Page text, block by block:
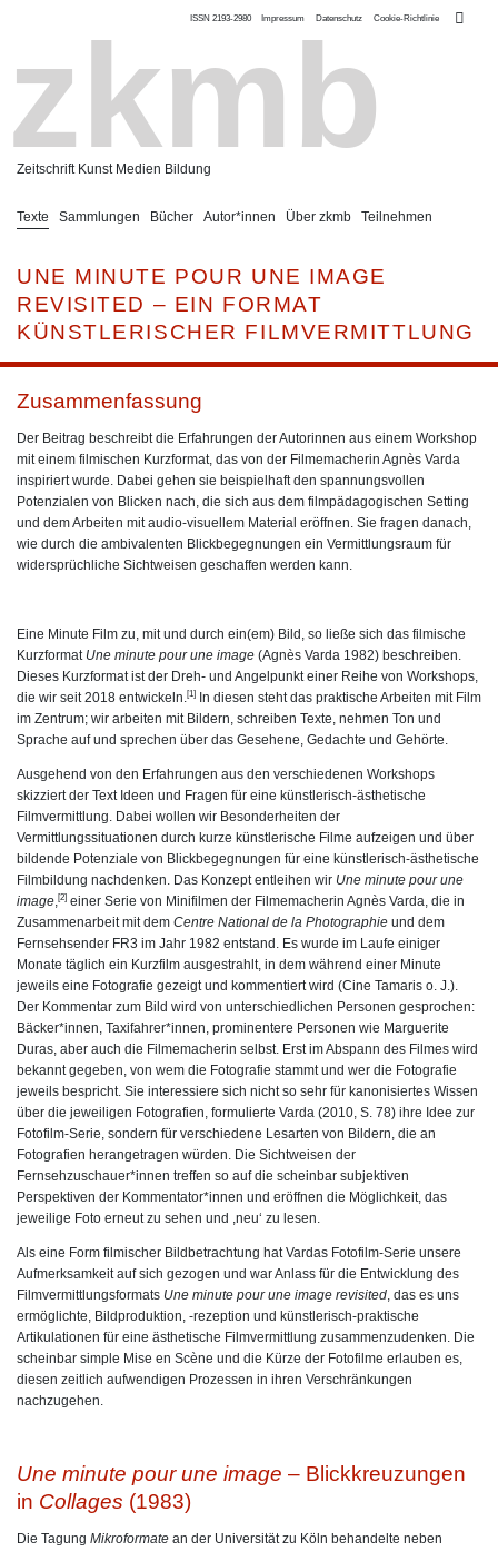
zkmb
Zeitschrift Kunst Medien Bildung
ISSN 2193-2980 Impressum Datenschutz Cookie-Richtlinie
Texte Sammlungen Bücher Autor*innen Über zkmb Teilnehmen
UNE MINUTE POUR UNE IMAGE
REVISITED – EIN FORMAT
KÜNSTLERISCHER FILMVERMITTLUNG
Zusammenfassung
Der Beitrag beschreibt die Erfahrungen der Autorinnen aus einem Workshop
mit einem filmischen Kurzformat, das von der Filmemacherin Agnès Varda
inspiriert wurde. Dabei gehen sie beispielhaft den spannungsvollen
Potenzialen von Blicken nach, die sich aus dem filmpädagogischen Setting
und dem Arbeiten mit audio-visuellem Material eröffnen. Sie fragen danach,
wie durch die ambivalenten Blickbegegnungen ein Vermittlungsraum für
widersprüchliche Sichtweisen geschaffen werden kann.
Eine Minute Film zu, mit und durch ein(em) Bild, so ließe sich das filmische
Kurzformat Une minute pour une image (Agnès Varda 1982) beschreiben.
Dieses Kurzformat ist der Dreh- und Angelpunkt einer Reihe von Workshops,
die wir seit 2018 entwickeln.[1] In diesen steht das praktische Arbeiten mit Film
im Zentrum; wir arbeiten mit Bildern, schreiben Texte, nehmen Ton und
Sprache auf und sprechen über das Gesehene, Gedachte und Gehörte.
Ausgehend von den Erfahrungen aus den verschiedenen Workshops
skizziert der Text Ideen und Fragen für eine künstlerisch-ästhetische
Filmvermittlung. Dabei wollen wir Besonderheiten der
Vermittlungssituationen durch kurze künstlerische Filme aufzeigen und über
bildende Potenziale von Blickbegegnungen für eine künstlerisch-ästhetische
Filmbildung nachdenken. Das Konzept entleihen wir Une minute pour une
image,[2] einer Serie von Minifilmen der Filmemacherin Agnès Varda, die in
Zusammenarbeit mit dem Centre National de la Photographie und dem
Fernsehsender FR3 im Jahr 1982 entstand. Es wurde im Laufe einiger
Monate täglich ein Kurzfilm ausgestrahlt, in dem während einer Minute
jeweils eine Fotografie gezeigt und kommentiert wird (Cine Tamaris o. J.).
Der Kommentar zum Bild wird von unterschiedlichen Personen gesprochen:
Bäcker*innen, Taxifahrer*innen, prominentere Personen wie Marguerite
Duras, aber auch die Filmemacherin selbst. Erst im Abspann des Filmes wird
bekannt gegeben, von wem die Fotografie stammt und wer die Fotografie
jeweils bespricht. Sie interessiere sich nicht so sehr für kanonisiertes Wissen
über die jeweiligen Fotografien, formulierte Varda (2010, S. 78) ihre Idee zur
Fotofilm-Serie, sondern für verschiedene Lesarten von Bildern, die an
Fotografien herangetragen würden. Die Sichtweisen der
Fernsehzuschauer*innen treffen so auf die scheinbar subjektiven
Perspektiven der Kommentator*innen und eröffnen die Möglichkeit, das
jeweilige Foto erneut zu sehen und ,neu‘ zu lesen.
Als eine Form filmischer Bildbetrachtung hat Vardas Fotofilm-Serie unsere
Aufmerksamkeit auf sich gezogen und war Anlass für die Entwicklung des
Filmvermittlungsformats Une minute pour une image revisited, das es uns
ermöglichte, Bildproduktion, -rezeption und künstlerisch-praktische
Artikulationen für eine ästhetische Filmvermittlung zusammenzudenken. Die
scheinbar simple Mise en Scène und die Kürze der Fotofilme erlauben es,
diesen zeitlich aufwendigen Prozessen in ihren Verschränkungen
nachzugehen.
Une minute pour une image – Blickkreuzungen
in Collages (1983)
Die Tagung Mikroformate an der Universität zu Köln behandelte neben